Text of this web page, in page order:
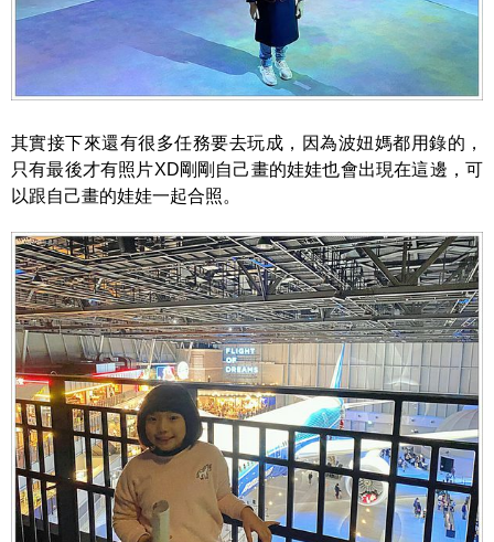
其實接下來還有很多任務要去玩成，因為波妞媽都用錄的，
只有最後才有照片XD剛剛自己畫的娃娃也會出現在這邊，可
以跟自己畫的娃娃一起合照。